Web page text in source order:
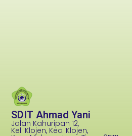
SDIT Ahmad Yani
Jalan Kahuripan 12,
Kel. Klojen, Kec. Klojen,